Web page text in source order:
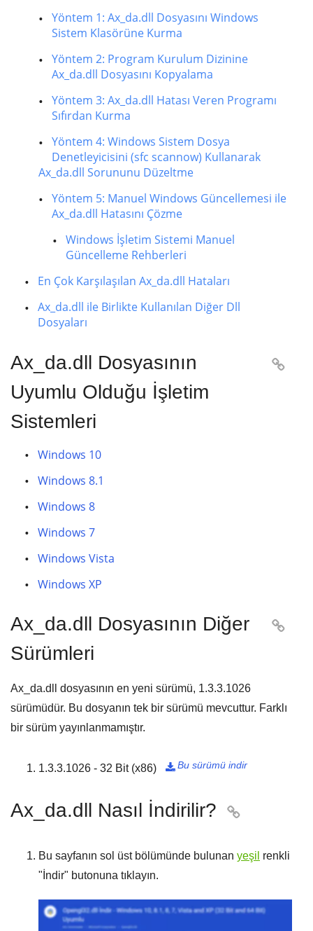
Yöntem 1: Ax_da.dll Dosyasını Windows
Sistem Klasörüne Kurma
Yöntem 2: Program Kurulum Dizinine
Ax_da.dll Dosyasını Kopyalama
Yöntem 3: Ax_da.dll Hatası Veren Programı
Sıfırdan Kurma
Yöntem 4: Windows Sistem Dosya
Denetleyicisini (sfc scannow) Kullanarak
Ax_da.dll Sorununu Düzeltme
Yöntem 5: Manuel Windows Güncellemesi ile
Ax_da.dll Hatasını Çözme
Windows İşletim Sistemi Manuel
Güncelleme Rehberleri
En Çok Karşılaşılan Ax_da.dll Hataları
Ax_da.dll ile Birlikte Kullanılan Diğer Dll
Dosyaları
Ax_da.dll Dosyasının
Uyumlu Olduğu İşletim
Sistemleri

Windows 10
Windows 8.1
Windows 8
Windows 7
Windows Vista
Windows XP
Ax_da.dll Dosyasının Diğer
Sürümleri

Ax_da.dll dosyasının en yeni sürümü, 1.3.3.1026
sürümüdür. Bu dosyanın tek bir sürümü mevcuttur. Farklı
bir sürüm yayınlanmamıştır.
1.3.3.1026 - 32 Bit (x86) Bu sürümü indir

Ax_da.dll Nasıl İndirilir? 
Bu sayfanın sol üst bölümünde bulunan yeşil renkli
" İndir" butonuna tıklayın.